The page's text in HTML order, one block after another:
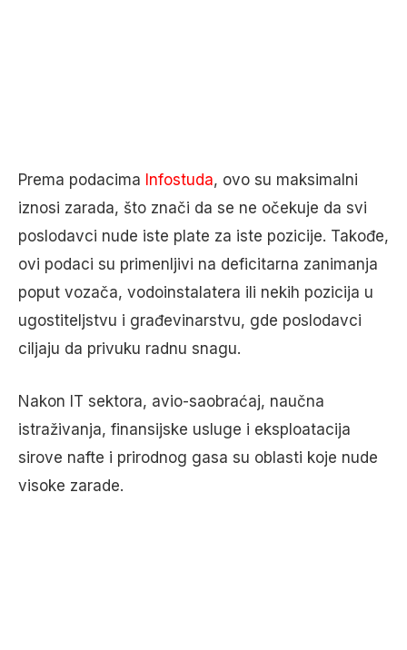
Prema podacima Infostuda, ovo su maksimalni
iznosi zarada, što znači da se ne očekuje da svi
poslodavci nude iste plate za iste pozicije. Takođe,
ovi podaci su primenljivi na deficitarna zanimanja
poput vozača, vodoinstalatera ili nekih pozicija u
ugostiteljstvu i građevinarstvu, gde poslodavci
ciljaju da privuku radnu snagu.
Nakon IT sektora, avio-saobraćaj, naučna
istraživanja, finansijske usluge i eksploatacija
sirove nafte i prirodnog gasa su oblasti koje nude
visoke zarade.